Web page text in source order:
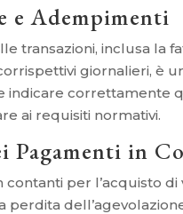
e Adempimenti
transazioni, inclusa la
giornalieri, è
indicare correttamente
ai requisiti normativi.
Pagamenti in
per l’acquisto
perdita